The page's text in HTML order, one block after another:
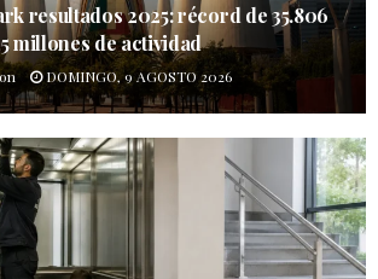
resultados 2025: récord de 35.806
millones de actividad
DOMINGO, 9 AGOSTO 2026